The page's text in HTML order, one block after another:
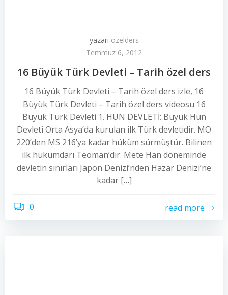
yazarı ozelders
Temmuz 6, 2012
16 Büyük Türk Devleti – Tarih özel ders
16 Büyük Türk Devleti – Tarih özel ders izle, 16
Büyük Türk Devleti – Tarih özel ders videosu 16
Büyük Turk Devleti 1. HUN DEVLETİ: Büyük Hun
Devleti Orta Asya’da kurulan ilk Türk devletidir. MÖ
220’den MS 216’ya kadar hüküm sürmüştür. Bilinen
ilk hükümdarı Teoman’dır. Mete Han döneminde
devletin sınırları Japon Denizi’nden Hazar Denizi’ne
kadar […]
0 read more